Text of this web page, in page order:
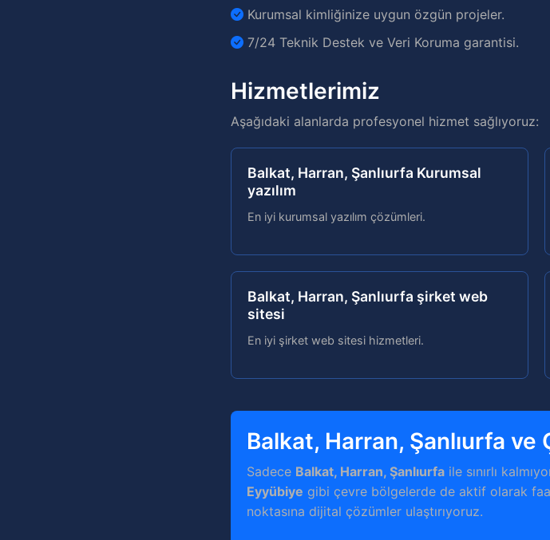
Kurumsal kimliğinize uygun özgün projeler.
7/24 Teknik Destek ve Veri Koruma garantisi.
Hizmetlerimiz
Aşağıdaki alanlarda profesyonel hizmet sağlıyoruz:
Balkat, Harran, Şanlıurfa Kurumsal
yazılım
En iyi kurumsal yazılım çözümleri.
Balkat, Harran, Şanlıurfa şirket web
sitesi
En iyi şirket web sitesi hizmetleri.
Balkat, Harran, Şanlıurfa
Sadece Balkat, Harran, Şanlıurfa ile sınırlı
Eyyübiye gibi çevre bölgelerde de aktif olarak
noktasına dijital çözümler ulaştırıyoruz.